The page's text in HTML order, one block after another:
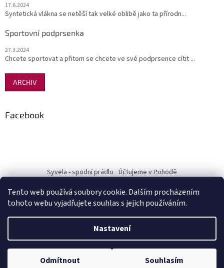
Tento web používá soubory cookie. Dalším procházením
tohoto webu vyjadřujete souhlas s jejich používáním.
Nastavení
Odmítnout Souhlasím
17.6.2024
Syntetická vlákna se netěší tak velké oblibě jako ta přírodn...
Sportovní podprsenka
27.3.2024
Chcete sportovat a přitom se chcete ve své podprsence cítit ...
ARCHIV
Facebook
Syvela - spodní prádlo Účtujeme v Pohodě
Copyright 2026Pohodový nákup-Terra Mia. Všechna práva